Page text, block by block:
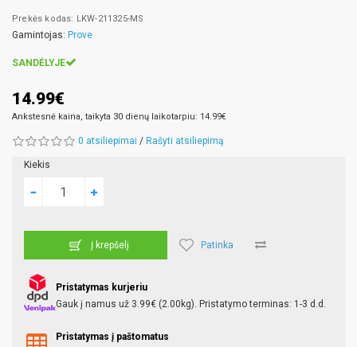
Prekės kodas: LKW-211325-MS
Gamintojas: Prove
SANDĖLYJE
14.99€
Ankstesnė kaina, taikyta 30 dienų laikotarpiu: 14.99€
0 atsiliepimai / Rašyti atsiliepimą
Kiekis
Į krepšelį Patinka
Pristatymas kurjeriu
Gauk į namus už 3.99€ (2.00kg). Pristatymo terminas: 1-3 d.d.
Pristatymas į paštomatus